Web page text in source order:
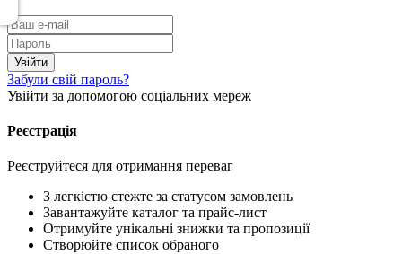
Забули свій пароль?
Увійти за допомогою соціальних мереж
Реєстрація
Реєструйтеся для отримання переваг
З легкістю стежте за статусом замовлень
Завантажуйте каталог та прайс-лист
Отримуйте унікальні знижки та пропозиції
Створюйте список обраного
Скачать
CSV
(Опт)
XLS
EXCEL
(Розн.)
XLS